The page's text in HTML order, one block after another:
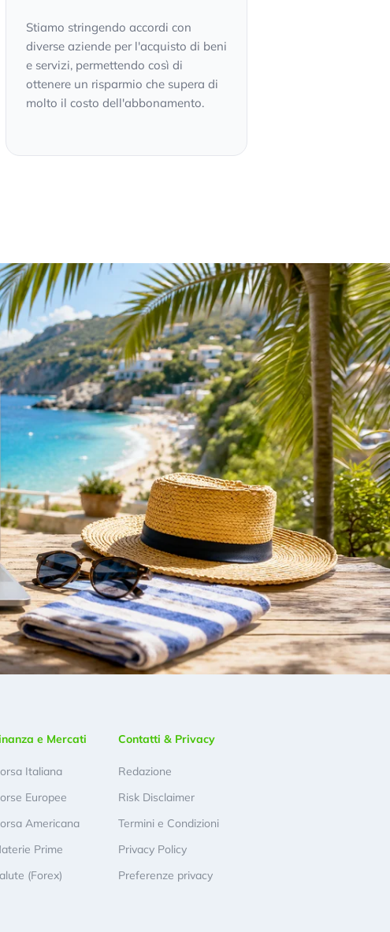
Stiamo stringendo accordi con
diverse aziende per l'acquisto di beni
e servizi, permettendo così di
ottenere un risparmio che supera di
molto il costo dell'abbonamento.
e Mercati
Italiana
Europee
Americana
Prime
(Forex)
Contatti & Privacy
Redazione
Risk Disclaimer
Termini e Condizioni
Privacy Policy
Preferenze privacy